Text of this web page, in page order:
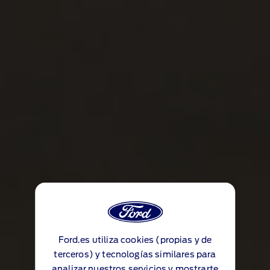
Ford.es utiliza cookies (propias y de
terceros) y tecnologías similares para